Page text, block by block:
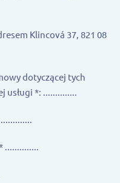
Klincová 37, 821 08
dotyczącej tych
*: ..............
..............